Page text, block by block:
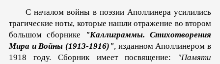
С началом войны в поэзии Аполлинера усилились
трагические ноты, которые нашли отражение во втором
большом сборнике
"Каллиграммы. Стихотворения
Мира и Войны (1913-1916)", изданном Аполлинером в
1918 году. Сборник имеет посвящение: "Памяти